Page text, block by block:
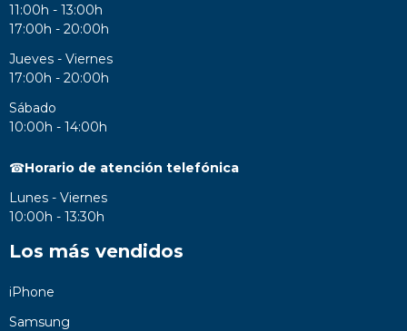
11:00h - 13:00h
17:00h - 20:00h
Jueves - Viernes
17:00h - 20:00h
Sábado
10:00h - 14:00h
☎Horario de atención telefónica
Lunes - Viernes
10:00h - 13:30h
Los más vendidos
iPhone
Samsung